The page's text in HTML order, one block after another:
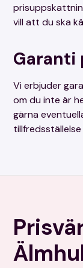
vill att du ska
Garanti
Vi erbjuder
om du inte är
gärna